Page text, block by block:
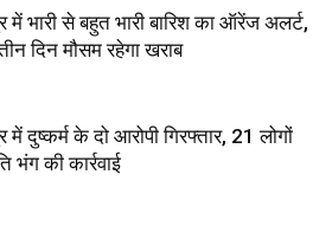
में भारी से बहुत भारी बारिश का ऑरेंज अलर्ट,
दिन मौसम रहेगा खराब
में दुष्कर्म के दो आरोपी गिरफ्तार, 21 लोगों
भंग की कार्रवाई